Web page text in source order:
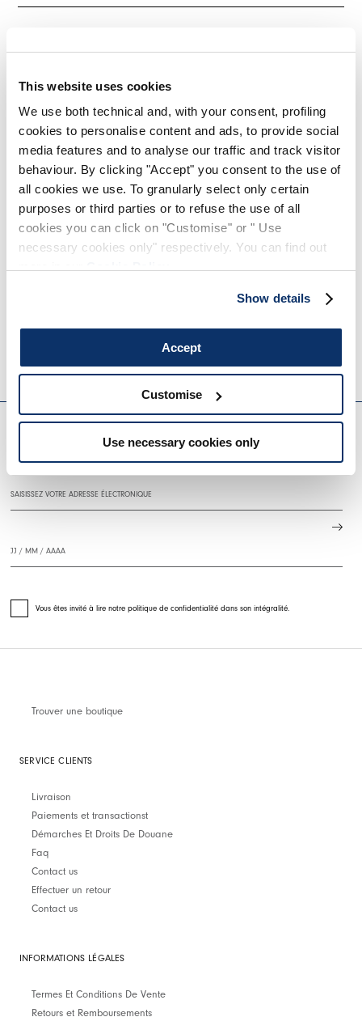
This website uses cookies
We use both technical and, with your consent, profiling
cookies to personalise content and ads, to provide social
media features and to analyse our traffic and track visitor
behaviour. By clicking "Accept" you consent to the use of
all cookies we use. To granularly select only certain
purposes or third parties or to refuse the use of all
cookies you can click on "Customise" or " Use
necessary cookies only" respectively. You can find out
Show details
Accept
Customise
Use necessary cookies only
Contactez-nous | Expédition | Partager
COMPLETE THE LOOK
PEEP
355,00 CHF
EVERYDAY COUTURE
S'INSCRIRE À NOTRE BULLETIN D'INFORMATION
Vous êtes invité à lire notre politique de confidentialité dans son intégralité.
Trouver une boutique
SERVICE CLIENTS
Livraison
Paiements et transactionst
Démarches Et Droits De Douane
Faq
Contact us
Effectuer un retour
Contact us
INFORMATIONS LÉGALES
Termes Et Conditions De Vente
Retours et Remboursements